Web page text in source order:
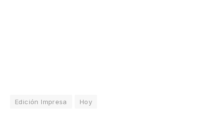
Edición Impresa Hoy